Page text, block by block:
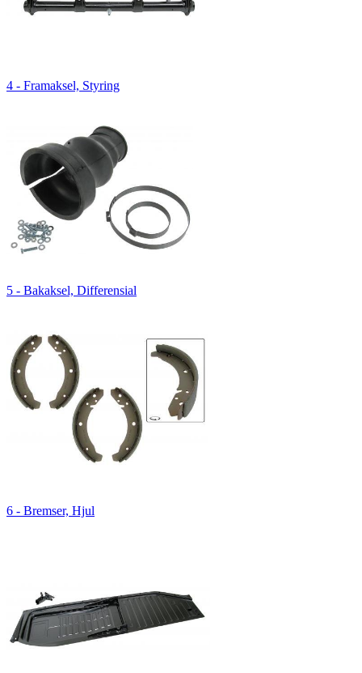
4 - Framaksel, Styring
5 - Bakaksel, Differensial
6 - Bremser, Hjul